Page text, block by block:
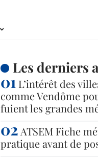
Les derniers
L’intérêt des
comme Vendôme
fuient les grandes
ATSEM Fiche
pratique avant de